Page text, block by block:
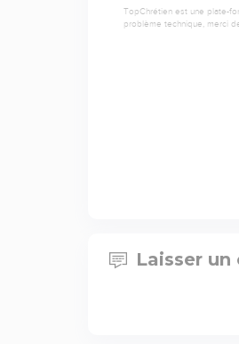
TopChrétien est une plate-
problème technique, merci
Laisser